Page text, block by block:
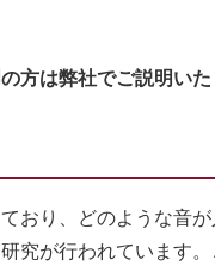
方は弊社でご説明い
おり、どのような音
究が行われています